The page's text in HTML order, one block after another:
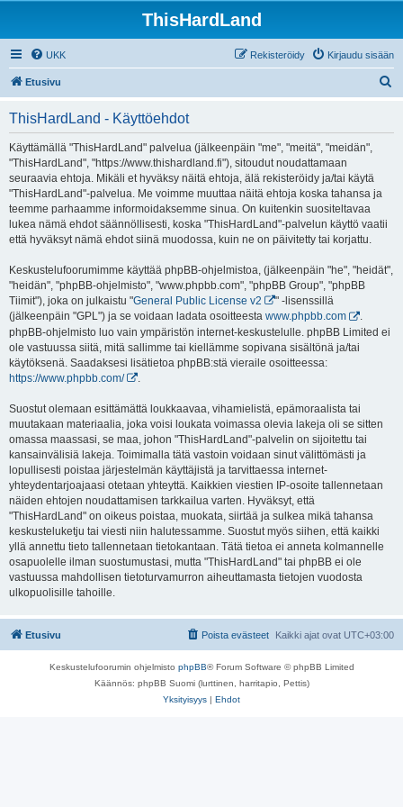
ThisHardLand
UKK Kirjaudu sisään
Rekisteröidy
Etusivu
ThisHardLand - Käyttöehdot
Käyttämällä "ThisHardLand" palvelua (jälkeenpäin "me", "meitä", "meidän",
"ThisHardLand", "https://www.thishardland.fi"), sitoudut noudattamaan
seuraavia ehtoja. Mikäli et hyväksy näitä ehtoja, älä rekisteröidy ja/tai käytä
"ThisHardLand"-palvelua. Me voimme muuttaa näitä ehtoja koska tahansa ja
teemme parhaamme informoidaksemme sinua. On kuitenkin suositeltavaa
lukea nämä ehdot säännöllisesti, koska "ThisHardLand"-palvelun käyttö vaatii
että hyväksyt nämä ehdot siinä muodossa, kuin ne on päivitetty tai korjattu.
Keskustelufoorumimme käyttää phpBB-ohjelmistoa, (jälkeenpäin "he", "heidät",
"heidän", "phpBB-ohjelmisto", "www.phpbb.com", "phpBB Group", "phpBB
Tiimit"), joka on julkaistu "General Public License v2
" -lisenssillä
(jälkeenpäin "GPL") ja se voidaan ladata osoitteesta www.phpbb.com
.
phpBB-ohjelmisto luo vain ympäristön internet-keskustelulle. phpBB Limited ei
ole vastuussa siitä, mitä sallimme tai kiellämme sopivana sisältönä ja/tai
käytöksenä. Saadaksesi lisätietoa phpBB:stä vieraile osoitteessa:
https://www.phpbb.com/
Suostut olemaan esittämättä loukkaavaa, vihamielistä, epämoraalista tai
muutakaan materiaalia, joka voisi loukata voimassa olevia lakeja oli se sitten
omassa maassasi, se maa, johon "ThisHardLand"-palvelin on sijoitettu tai
kansainvälisiä lakeja. Toimimalla tätä vastoin voidaan sinut välittömästi ja
lopullisesti poistaa järjestelmän käyttäjistä ja tarvittaessa internet-
yhteydentarjoajaasi otetaan yhteyttä. Kaikkien viestien IP-osoite tallennetaan
näiden ehtojen noudattamisen tarkkailua varten. Hyväksyt, että
"ThisHardLand" on oikeus poistaa, muokata, siirtää ja sulkea mikä tahansa
keskusteluketju tai viesti niin halutessamme. Suostut myös siihen, että kaikki
yllä annettu tieto tallennetaan tietokantaan. Tätä tietoa ei anneta kolmannelle
osapuolelle ilman suostumustasi, mutta "ThisHardLand" tai phpBB ei ole
vastuussa mahdollisen tietoturvamurron aiheuttamasta tietojen vuodosta
ulkopuolisille tahoille.
Etusivu Kaikki ajat ovat UTC+03:00
Poista evästeet
Keskustelufoorumin ohjelmisto phpBB® Forum Software © phpBB Limited
Käännös: phpBB Suomi (lurttinen, harritapio, Pettis)
Yksityisyys | Ehdot